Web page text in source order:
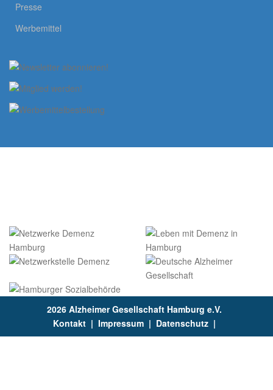
Presse
Werbemittel
2026 Alzheimer Gesellschaft Hamburg e.V.
Kontakt| Impressum| Datenschutz|